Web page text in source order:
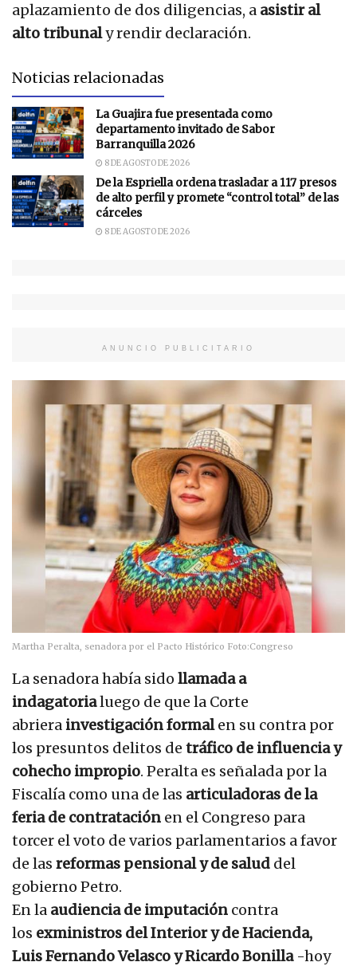
aplazamiento de dos diligencias, a asistir al
alto tribunaly rendir declaración.
Noticias relacionadas
La Guajira fue presentada como
departamento invitado de Sabor
Barranquilla 2026
8 DE AGOSTO DE 2026
De la Espriella ordena trasladar a 117 presos
de alto perfil y promete “control total” de las
cárceles
8 DE AGOSTO DE 2026
ANUNCIO PUBLICITARIO
Martha Peralta, senadora por el Pacto Histórico Foto:Congreso
La senadora había sido llamada a
indagatorialuego de que la Corte
abriera investigación formalen su contra por
los presuntos delitos de tráfico de influencia y
cohecho impropio. Peralta es señalada por la
Fiscalía como una de las articuladoras de la
feria de contratación en el Congreso para
torcer el voto de varios parlamentarios a favor
de las reformas pensional y de salud del
gobierno Petro.
En la audiencia de imputación contra
los exministros del Interior y de Hacienda,
Luis Fernando Velasco y Ricardo Bonilla-hoy